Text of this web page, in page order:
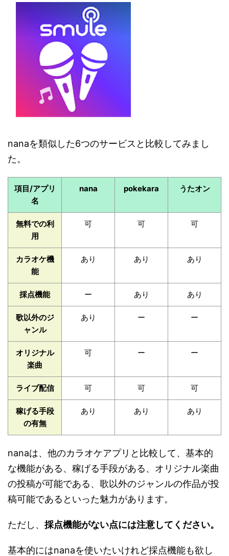
nanaを類似した6つのサービスと比較してみまし
た。
項目/アプリ
名
nana pokekara うたオン
無料での利
用
可 可 可
カラオケ機
能
あり あり あり
採点機能 ー あり あり
歌以外のジ
ャンル
あり ー ー
オリジナル
楽曲
可 ー ー
ライブ配信 可 可 可
稼げる手段
の有無
あり あり あり
nanaは、他のカラオケアプリと比較して、基本的
な機能がある、稼げる手段がある、オリジナル楽曲
の投稿が可能である、歌以外のジャンルの作品が投
稿可能であるといった魅力があります。
ただし、 採点機能がない点には注意してください。
基本的にはnanaを使いたいけれど採点機能も欲し